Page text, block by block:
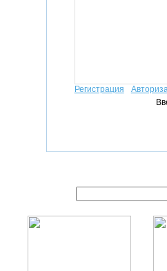
Регистрация